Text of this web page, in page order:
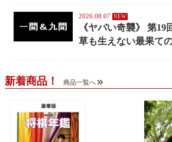
2026.08.07
《ヤバい奇襲》 第
草も生えない最果て
新着商品！ 商品一覧へ